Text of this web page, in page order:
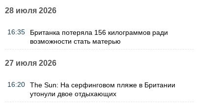
28 июля 2026
16:35
Британка потеряла 156 килограммов ради
возможности стать матерью
27 июля 2026
16:20
The Sun: На серфинговом пляже в Британии
утонули двое отдыхающих